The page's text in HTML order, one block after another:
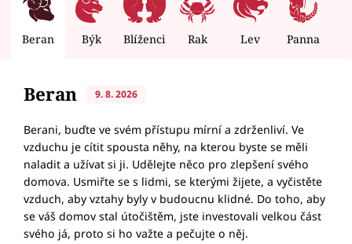
Beran Býk Blíženci Rak Lev Panna
Beran 9. 8. 2026
Berani, buďte ve svém přístupu mírní a zdrženliví. Ve
vzduchu je cítit spousta něhy, na kterou byste se měli
naladit a užívat si ji. Udělejte něco pro zlepšení svého
domova. Usmiřte se s lidmi, se kterými žijete, a vyčistěte
vzduch, aby vztahy byly v budoucnu klidné. Do toho, aby
se váš domov stal útočištěm, jste investovali velkou část
svého já, proto si ho važte a pečujte o něj.